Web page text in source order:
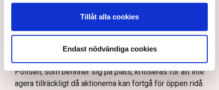
Tillåt alla cookies
Endast nödvändiga cookies
agerande på plats.
40 personer misstänks med cirka 120
Samtidigt är polisarbetet komplext när det gäller
Polisen, som befinner sig på plats, kritiseras för att inte
agera tillräckligt då aktionerna kan fortgå för öppen ridå.